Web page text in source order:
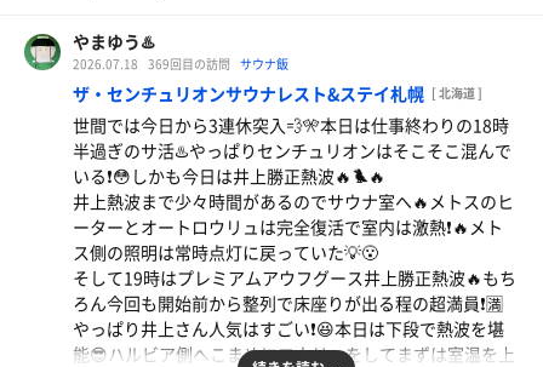
焼鳥（砂肝・激辛南蛮つくね）
砂肝の歯応えとつくねの激辛がクセになる😆美味しい
焼鳥を食べながらハイボールで乾杯❗️🍻
角ハイボール
🔥😆💦さらに残った参加者にエクストラ熱波❗️🔥再度1234
センチュリオンコールで大量発汗🔥🙌🏻😆💦ロウリュ終了
後はぴょんぴょん君からの団扇サービス🈂️☺️柔らかな団扇
の冷風で今日も小宇宙を見る🪑☺️✨⭐️
今日も良き熱波と水風呂で最高に整った❗️😆🔥❄️
たところでタオルでアウフグースからのブロアーで火炙り
🔥😆💦本日はアディショナルタイム付き🔥⏰残った参加者
に個別ブロアー🔥今回のぺぺ君熱波も様々な熱波スタイル
で暴れまくっていい汗かいた🔥😆💦
今日の水風呂は7.6℃と15.9℃❄️☺️
ゆっくりしたかったけど予約していた散髪の時間が迫って
いたので1時間未満のサ活で終了❗️💈本日で井上熱波は終了
だけどまた続々とイベントがありそうなので機会があれば
是非参加したい😆🔥
やまゆう♨️
2026.07.18 369回目の訪問 サウナ飯
ザ・センチュリオンサウナレスト&ステイ札幌 [ 北海道 ]
世間では今日から3連休突入💨🎌本日は仕事終わりの18時
半過ぎのサ活♨️やっぱりセンチュリオンはそこそこ混んで
いる❗️😳しかも今日は井上勝正熱波🔥🐦‍🔥
井上熱波まで少々時間があるのでサウナ室へ🔥メトスのヒ
ーターとオートロウリュは完全復活で室内は激熱❗️🔥メト
ス側の照明は常時点灯に戻っていた💡😮
そして19時はプレミアムアウフグース井上勝正熱波🔥もち
ろん今回も開始前から整列で床座りが出る程の超満員❗️🈵
やっぱり井上さん人気はすごい❗️😆本日は下段で熱波を堪
能😎ハルビア側へこまめにロウリュをしてまずは室温を上